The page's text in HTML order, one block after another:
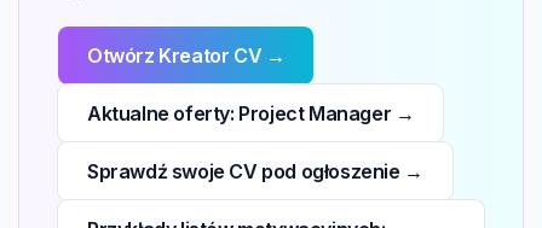
Otwórz Kreator CV →
Aktualne oferty: Project Manager →
Sprawdź swoje CV pod ogłoszenie →